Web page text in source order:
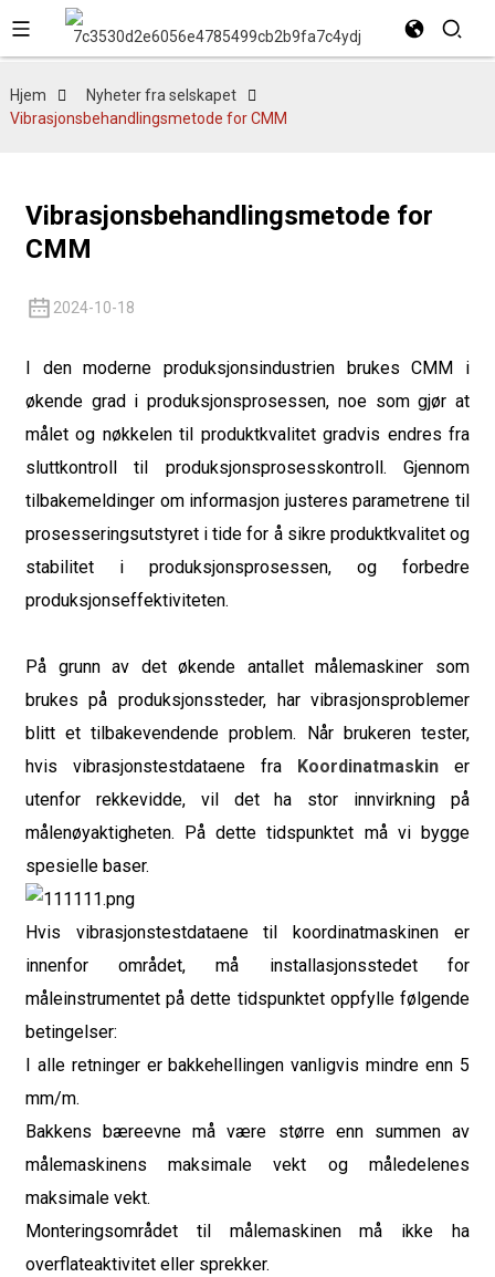
Hjem
Nyheter fra selskapet
Vibrasjonsbehandlingsmetode for CMM
Vibrasjonsbehandlingsmetode for
CMM
2024-10-18
I den moderne produksjonsindustrien brukes CMM i
økende grad i produksjonsprosessen, noe som gjør at
målet og nøkkelen til produktkvalitet gradvis endres fra
sluttkontroll til produksjonsprosesskontroll. Gjennom
tilbakemeldinger om informasjon justeres parametrene til
prosesseringsutstyret i tide for å sikre produktkvalitet og
stabilitet i produksjonsprosessen, og forbedre
produksjonseffektiviteten.
På grunn av det økende antallet målemaskiner som
brukes på produksjonssteder, har vibrasjonsproblemer
blitt et tilbakevendende problem. Når brukeren tester,
hvis vibrasjonstestdataene fra
Koordinatmaskin er
utenfor rekkevidde, vil det ha stor innvirkning på
målenøyaktigheten. På dette tidspunktet må vi bygge
spesielle baser.
Hvis vibrasjonstestdataene til koordinatmaskinen er
innenfor området, må installasjonsstedet for
måleinstrumentet på dette tidspunktet oppfylle følgende
betingelser:
I alle retninger er bakkehellingen vanligvis mindre enn 5
mm/m.
Bakkens bæreevne må være større enn summen av
målemaskinens maksimale vekt og måledelenes
maksimale vekt.
Monteringsområdet til målemaskinen må ikke ha
overflateaktivitet eller sprekker.